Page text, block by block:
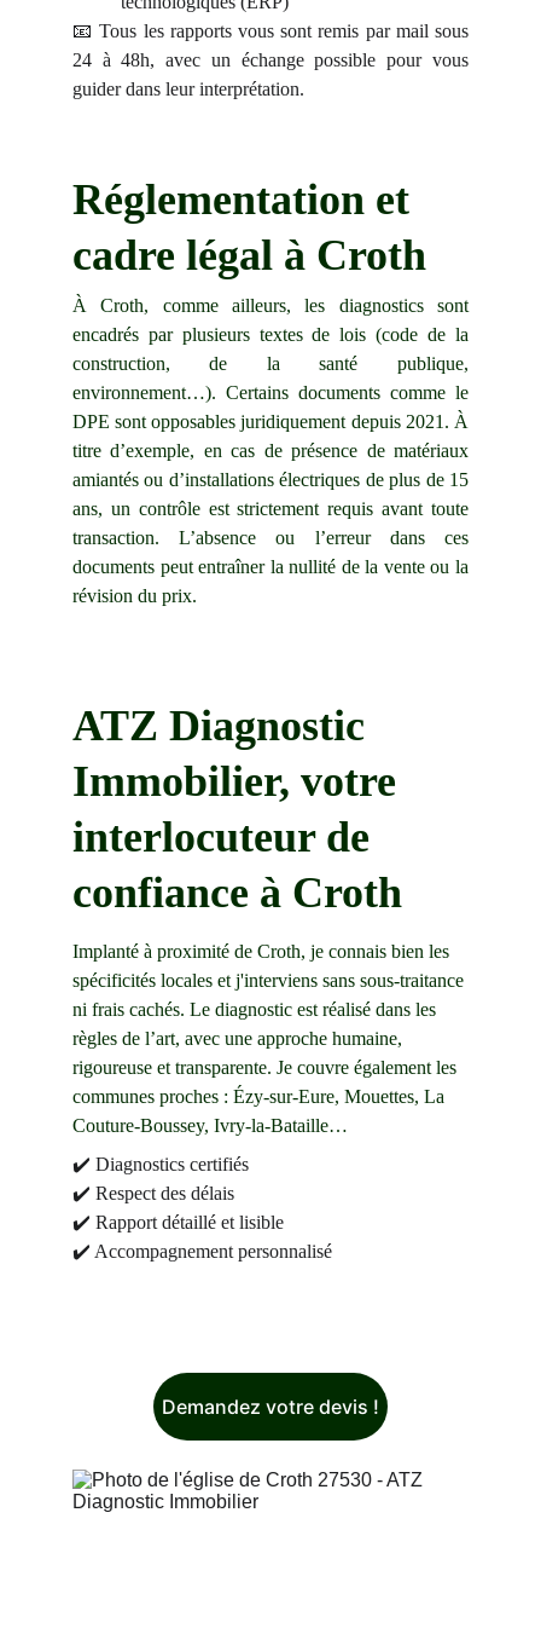
Demandez votre devis !
📧 Tous les rapports vous sont remis par mail sous
24 à 48h, avec un échange possible pour vous
guider dans leur interprétation.
Réglementation et
cadre légal à Croth
À Croth, comme ailleurs, les diagnostics sont
encadrés par plusieurs textes de lois (code de la
construction, de la santé publique,
environnement…). Certains documents comme le
DPE sont opposables juridiquement depuis 2021. À
titre d’exemple, en cas de présence de matériaux
amiantés ou d’installations électriques de plus de 15
ans, un contrôle est strictement requis avant toute
transaction. L’absence ou l’erreur dans ces
documents peut entraîner la nullité de la vente ou la
révision du prix.
ATZ Diagnostic
Immobilier, votre
interlocuteur de
confiance à Croth
Implanté à proximité de Croth, je connais bien les
spécificités locales et j'interviens sans sous-traitance
ni frais cachés. Le diagnostic est réalisé dans les
règles de l’art, avec une approche humaine,
rigoureuse et transparente. Je couvre également les
communes proches : Ézy-sur-Eure, Mouettes, La
Couture-Boussey, Ivry-la-Bataille…
✔️ Diagnostics certifiés
✔️ Respect des délais
✔️ Rapport détaillé et lisible
✔️ Accompagnement personnalisé